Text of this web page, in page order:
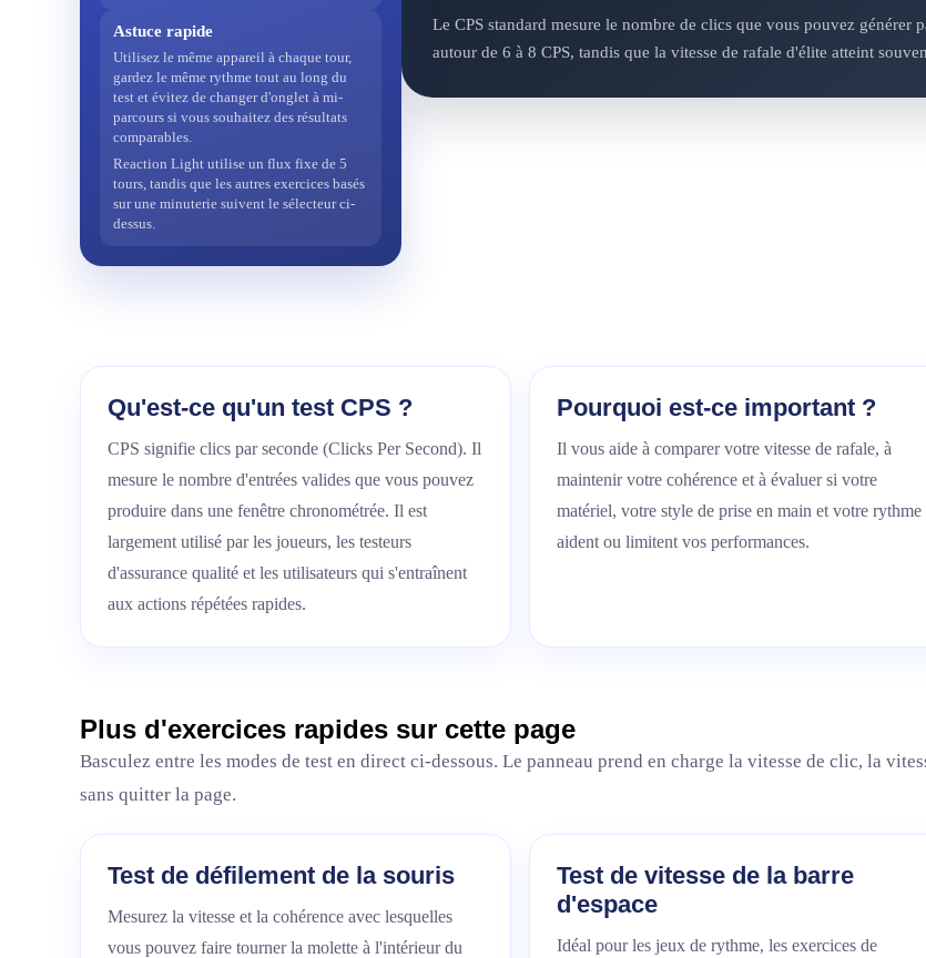
Astuce rapide
Utilisez le même appareil à chaque tour,
gardez le même rythme tout au long du
test et évitez de changer d'onglet à mi-
parcours si vous souhaitez des résultats
comparables.
Reaction Light utilise un flux fixe de 5
tours, tandis que les autres exercices basés
sur une minuterie suivent le sélecteur ci-
dessus.
Le CPS standard mesure le nombre de clics que vous pouvez
autour de 6 à 8 CPS, tandis que la vitesse de rafale d'élite atteint
Qu'est-ce qu'un test CPS ?
CPS signifie clics par seconde (Clicks Per Second). Il
mesure le nombre d'entrées valides que vous pouvez
produire dans une fenêtre chronométrée. Il est
largement utilisé par les joueurs, les testeurs
d'assurance qualité et les utilisateurs qui s'entraînent
aux actions répétées rapides.
Pourquoi est-ce important ?
Il vous aide à comparer votre vitesse de rafale, à
maintenir votre cohérence et à évaluer si votre
matériel, votre style de prise en main et votre rythme
aident ou limitent vos performances.
Plus d'exercices rapides sur cette page
Basculez entre les modes de test en direct ci-dessous. Le panneau prend en charge la vitesse de clic, la
sans quitter la page.
Test de défilement de la souris
Mesurez la vitesse et la cohérence avec lesquelles
vous pouvez faire tourner la molette à l'intérieur du
Test de vitesse de la barre
d'espace
Idéal pour les jeux de rythme, les exercices de